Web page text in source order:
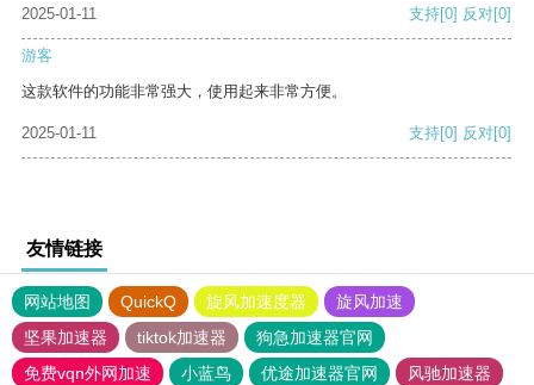
2025-01-11 支持[0] 反对[0]
游客
这款软件的功能非常强大，使用起来非常方便。
2025-01-11 支持[0] 反对[0]
友情链接
网站地图 QuickQ 旋风加速度器
旋风加速
坚果加速器
tiktok加速器
狗急加速器官网
免费vqn外网加速
小蓝鸟 优途加速器官网
风驰加速器